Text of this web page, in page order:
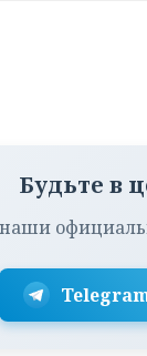
Будьте в